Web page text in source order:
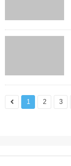
1 2 3